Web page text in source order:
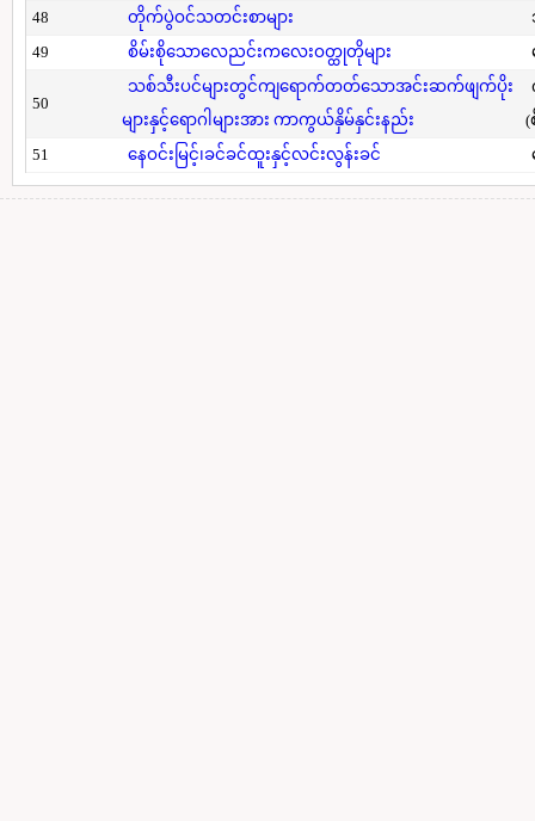
48 တိုက်ပွဲဝင်သတင်းစာများ
49
စိမ်းစိုသောလေညင်းကလေးဝတ္ထုတိုများ
50
သစ်သီးပင်များတွင်ကျရောက်တတ်သောအင်းဆက်ဖျက်ပိုး
များနှင့်ရောဂါများအား ကာကွယ်နှိမ်နှင်းနည်း
(
51
နေဝင်းမြင့်၊ခင်ခင်ထူးနှင့်လင်းလွန်းခင်